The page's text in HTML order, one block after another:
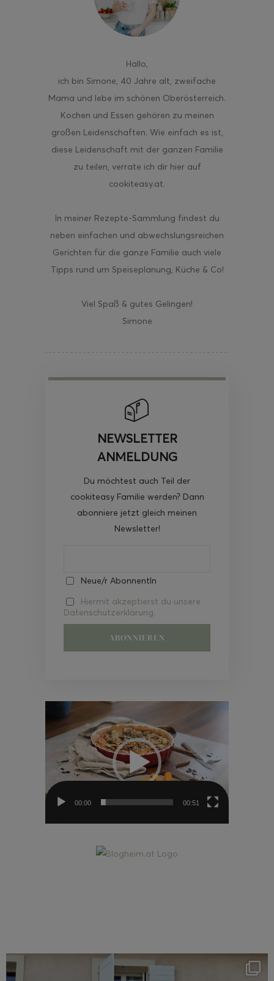
Hallo,
ich bin Simone, 40 Jahre alt, zweifache
Mama und lebe im schönen Oberösterreich.
Kochen und Essen gehören zu meinen
großen Leidenschaften. Wie einfach es ist,
diese Leidenschaft mit der ganzen Familie
zu teilen, verrate ich dir hier auf
cookiteasy.at.
In meiner Rezepte-Sammlung findest du
neben einfachen und abwechslungsreichen
Gerichten für die ganze Familie auch viele
Tipps rund um Speiseplanung, Küche & Co!
Viel Spaß & gutes Gelingen!
Simone
NEWSLETTER
ANMELDUNG
Du möchtest auch Teil der
cookiteasy Familie werden? Dann
abonniere jetzt gleich meinen
Newsletter!
Neue/r AbonnentIn
Hiermit akzeptierst du unsere
Datenschutzerklärung.
Video-
00:00 00:51